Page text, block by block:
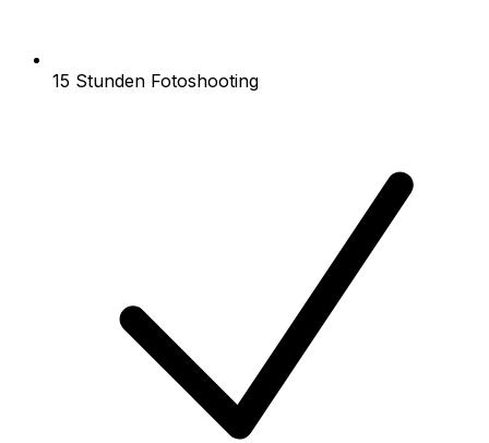
15 Stunden Fotoshooting